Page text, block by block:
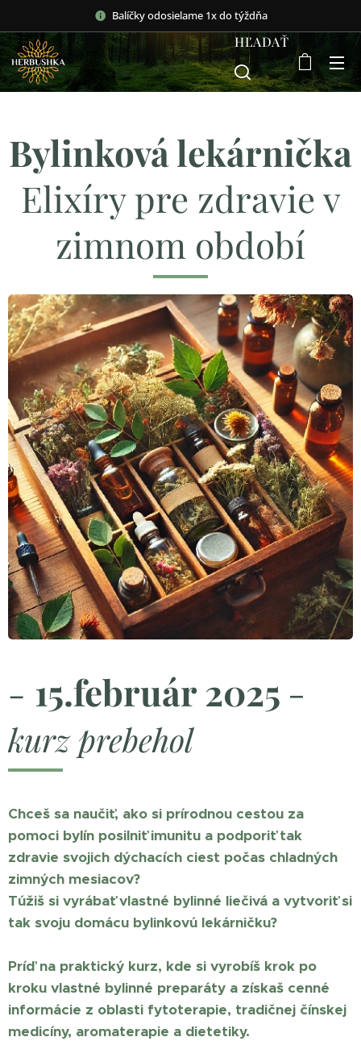
Balíčky odosielame 1x do týždňa
HĽADAŤ
Bylinková lekárnička
Elixíry pre zdravie v
zimnom období
- 15.február 2025 -
kurz prebehol
Chceš sa naučiť, ako si prírodnou cestou za
pomoci bylín posilniť imunitu a podporiť tak
zdravie svojich dýchacích ciest počas chladných
zimných mesiacov?
Túžiš si vyrábať vlastné bylinné liečivá a vytvoriť si
tak svoju domácu bylinkovú lekárničku?
Príď na praktický kurz, kde si vyrobíš krok po
kroku vlastné bylinné preparáty a získaš cenné
informácie z oblasti fytoterapie, tradičnej čínskej
medicíny, aromaterapie a dietetiky.